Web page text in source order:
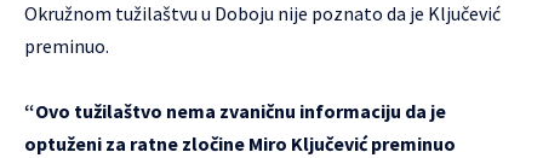
Okružnom tužilaštvu u Doboju nije poznato da je Ključević
preminuo.
“Ovo tužilaštvo nema zvaničnu informaciju da je
optuženi za ratne zločine Miro Ključević preminuo